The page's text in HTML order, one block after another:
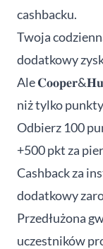
cashbacku.
Twoja
dodatkowy
Ale
niż tylko
Odbierz 100
+500 pkt za
Cashback za
dodatkowy
Przedłużona
uczestników